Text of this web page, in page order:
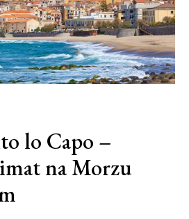
lo Capo –
na Morzu